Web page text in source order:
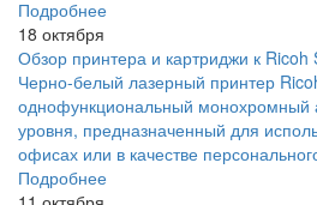
Подробнее
18 октября
Обзор принтера и картриджи к Ricoh
Черно-белый лазерный принтер
однофункциональный монохромный
уровня, предназначенный для
офисах или в качестве
Подробнее